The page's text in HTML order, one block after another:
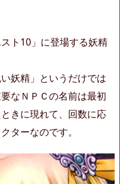
ト10」に登場する妖精
妖精」というだけでは
なＮＰＣの名前は最初
きに現れて、回数に応
ターなのです。